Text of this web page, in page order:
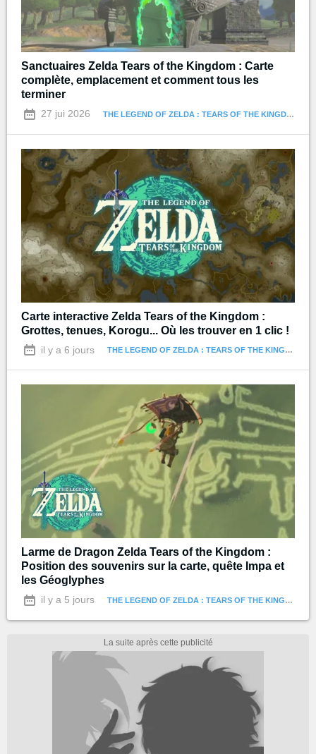
Sanctuaires Zelda Tears of the Kingdom : Carte
complète, emplacement et comment tous les
terminer
27 jui 2026 THE LEGEND OF ZELDA : TEARS OF THE KINGDOM
Carte interactive Zelda Tears of the Kingdom :
Grottes, tenues, Korogu... Où les trouver en 1 clic !
il y a 6 jours THE LEGEND OF ZELDA : TEARS OF THE KINGDOM
Larme de Dragon Zelda Tears of the Kingdom :
Position des souvenirs sur la carte, quête Impa et
les Géoglyphes
il y a 5 jours THE LEGEND OF ZELDA : TEARS OF THE KINGDOM